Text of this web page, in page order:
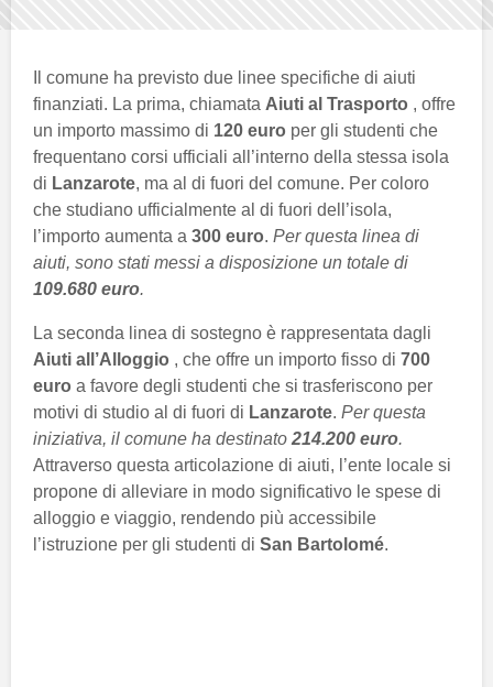
Il comune ha previsto due linee specifiche di aiuti
finanziati. La prima, chiamata Aiuti al Trasporto , offre
un importo massimo di 120 euro per gli studenti che
frequentano corsi ufficiali all’interno della stessa isola
di Lanzarote, ma al di fuori del comune. Per coloro
che studiano ufficialmente al di fuori dell’isola,
l’importo aumenta a 300 euro. Per questa linea di
aiuti, sono stati messi a disposizione un totale di
109.680 euro.
La seconda linea di sostegno è rappresentata dagli
Aiuti all’Alloggio , che offre un importo fisso di 700
euro a favore degli studenti che si trasferiscono per
motivi di studio al di fuori di Lanzarote. Per questa
iniziativa, il comune ha destinato 214.200 euro.
Attraverso questa articolazione di aiuti, l’ente locale si
propone di alleviare in modo significativo le spese di
alloggio e viaggio, rendendo più accessibile
l’istruzione per gli studenti di San Bartolomé.